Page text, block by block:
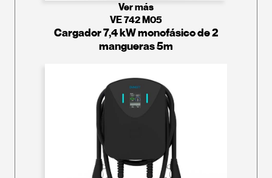
Ver más
VE 742 M05
Cargador 7,4 kW monofásico de 2
mangueras 5m